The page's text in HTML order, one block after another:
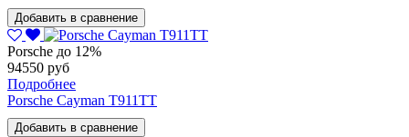
Добавить в сравнение
Porsche до 12%
94550 руб
Подробнее
Porsche Cayman T911TT
Добавить в сравнение